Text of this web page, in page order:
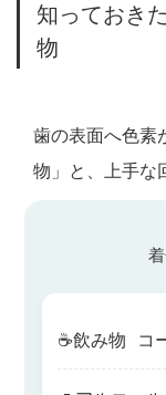
知っておき
物
歯の表面へ色素
物」と、上手な
☕️飲み物 コ